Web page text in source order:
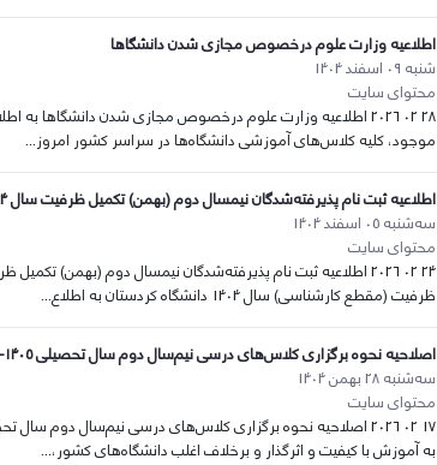
اطلاعیه وزارت علوم درخصوص مجازی شدن دانشگا‌ها
شنبه 09 اسفند 1404
محتوای سایت
28 02 2026 اطلاعیه وزارت علوم درخصوص مجازی شدن دانشگا‌ها
موجود، کلیه کلاس‌های آموزشی دانشگاه‌ها در سراسر کشور امروز...
اطلاعیه ثبت نام پذیرفته‌شدگان نیمسال دوم (بهمن) تکمیل ظرفیت سال 1404 دانشگاه کردستان
سه‌شنبه 05 اسفند 1404
محتوای سایت
ظرفیت (مقطع کارشناسی) سال 1404 دانشگاه کردستان به اطلاع...
اصلاحیه نحوه برگزاری کلاس‌های درسی نیم‌سال دوم سال تحصیلی ۱۴۰۵-۱۴۰۴
سه‌شنبه 28 بهمن 1404
محتوای سایت
به آموزش با کیفیت و اثرگذار و برخلاف اغلب دانشگاه‌های کشور،...